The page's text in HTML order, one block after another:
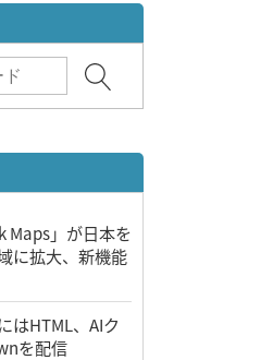
Maps」が日本を
に拡大、新機能
はHTML、AIク
を配信